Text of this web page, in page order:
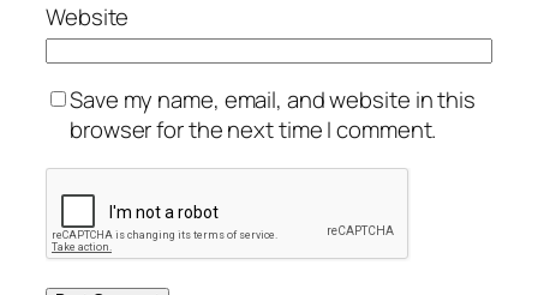
Website
Save my name, email, and website in this
browser for the next time I comment.